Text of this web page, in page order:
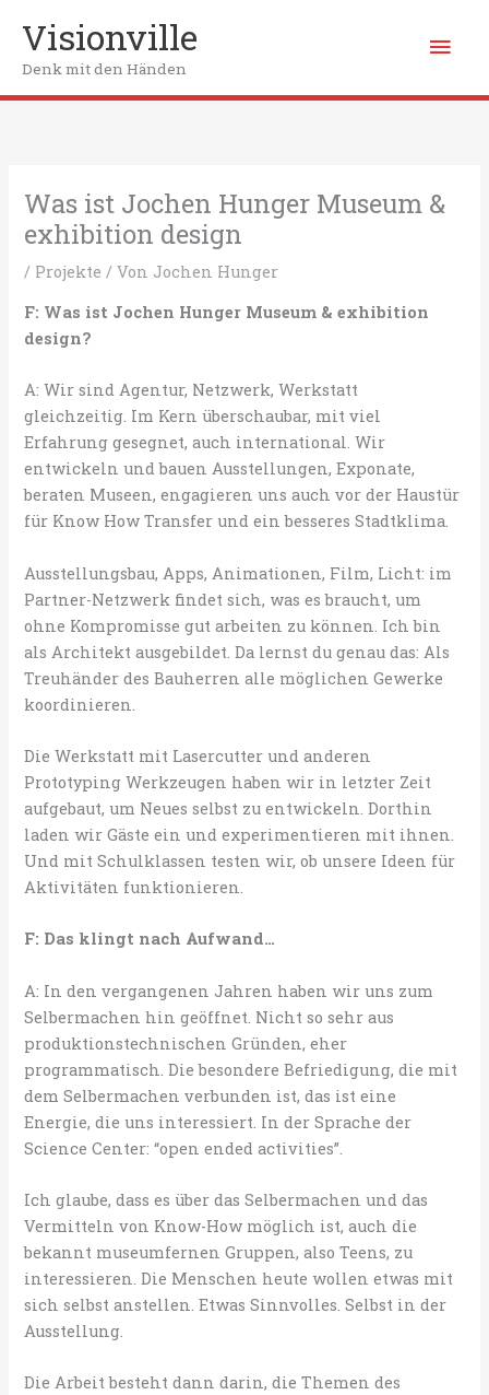
Inhalt
springen
Visionville
Denk mit den Händen
Was ist Jochen Hunger Museum &
exhibition design
/ Projekte / Von Jochen Hunger
F: Was ist Jochen Hunger Museum & exhibition
design?
A: Wir sind Agentur, Netzwerk, Werkstatt
gleichzeitig. Im Kern überschaubar, mit viel
Erfahrung gesegnet, auch international. Wir
entwickeln und bauen Ausstellungen, Exponate,
beraten Museen, engagieren uns auch vor der Haustür
für Know How Transfer und ein besseres Stadtklima.
Ausstellungsbau, Apps, Animationen, Film, Licht: im
Partner-Netzwerk findet sich, was es braucht, um
ohne Kompromisse gut arbeiten zu können. Ich bin
als Architekt ausgebildet. Da lernst du genau das: Als
Treuhänder des Bauherren alle möglichen Gewerke
koordinieren.
Die Werkstatt mit Lasercutter und anderen
Prototyping Werkzeugen haben wir in letzter Zeit
aufgebaut, um Neues selbst zu entwickeln. Dorthin
laden wir Gäste ein und experimentieren mit ihnen.
Und mit Schulklassen testen wir, ob unsere Ideen für
Aktivitäten funktionieren.
F: Das klingt nach Aufwand…
A: In den vergangenen Jahren haben wir uns zum
Selbermachen hin geöffnet. Nicht so sehr aus
produktionstechnischen Gründen, eher
programmatisch. Die besondere Befriedigung, die mit
dem Selbermachen verbunden ist, das ist eine
Energie, die uns interessiert. In der Sprache der
Science Center: “open ended activities”.
Ich glaube, dass es über das Selbermachen und das
Vermitteln von Know-How möglich ist, auch die
bekannt museumfernen Gruppen, also Teens, zu
interessieren. Die Menschen heute wollen etwas mit
sich selbst anstellen. Etwas Sinnvolles. Selbst in der
Ausstellung.
Die Arbeit besteht dann darin, die Themen des